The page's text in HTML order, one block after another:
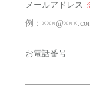
メールアドレス
お電話番号